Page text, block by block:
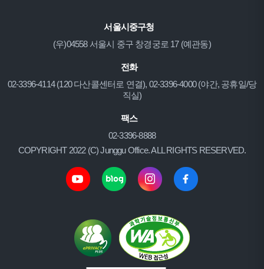
서울시중구청
(우)04558 서울시 중구 창경궁로 17 (예관동)
전화
02-3396-4114 (120 다산콜센터로 연결), 02-3396-4000 (야간, 공휴일/당
직실)
팩스
02-3396-8888
COPYRIGHT 2022 (C) Junggu Office. ALL RIGHTS RESERVED.